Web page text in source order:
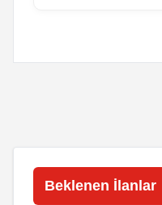
Beklenen İlanlar